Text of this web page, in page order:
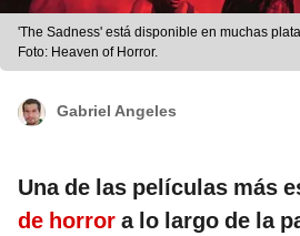
'The Sadness' está disponible en muchas
Foto: Heaven of Horror.
Gabriel Angeles
Una de las películas más
de horror a lo largo de la